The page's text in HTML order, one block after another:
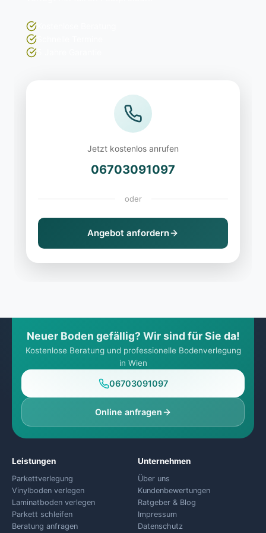
Jetzt kostenlos anrufen
06703091097
oder
Angebot anfordern
Neuer Boden gefällig? Wir sind für Sie da!
Kostenlose Beratung und professionelle Bodenverlegung
in Wien
06703091097
Online anfragen
Leistungen
Parkettverlegung
Vinylboden verlegen
Laminatboden verlegen
Parkett schleifen
Beratung anfragen
Unternehmen
Über uns
Kundenbewertungen
Ratgeber & Blog
Impressum
Datenschutz